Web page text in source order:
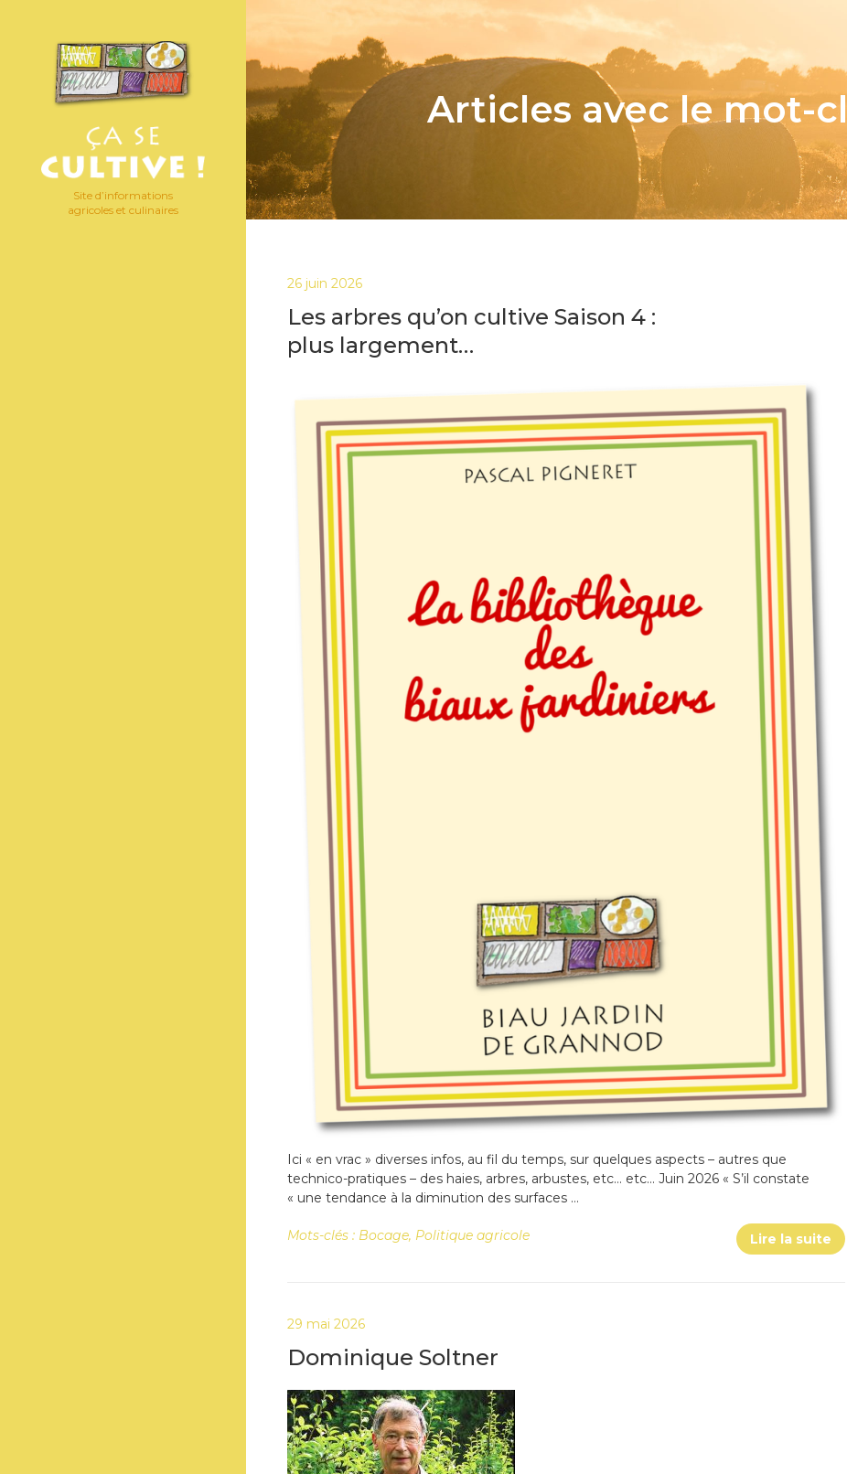
Site d’informations
agricoles et culinaires
Articles avec le mot-
26 juin 2026
Les arbres qu’on cultive Saison 4 :
plus largement…
Ici « en vrac » diverses infos, au fil du temps, sur quelques aspects – autres que
technico-pratiques – des haies, arbres, arbustes, etc… etc… Juin 2026 « S’il constate
« une tendance à la diminution des surfaces …
Mots-clés : Bocage, Politique agricole Lire la suite
29 mai 2026
Dominique Soltner